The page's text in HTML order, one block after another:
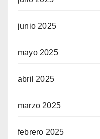
junio 2025
mayo 2025
abril 2025
marzo 2025
febrero 2025